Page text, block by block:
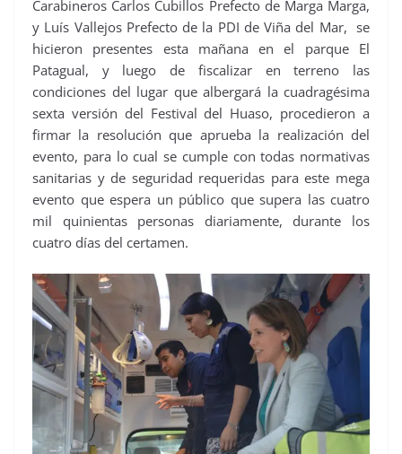
Carabineros Carlos Cubillos Prefecto de Marga Marga,
y Luís Vallejos Prefecto de la PDI de Viña del Mar, se
hicieron presentes esta mañana en el parque El
Patagual, y luego de fiscalizar en terreno las
condiciones del lugar que albergará la cuadragésima
sexta versión del Festival del Huaso, procedieron a
firmar la resolución que aprueba la realización del
evento, para lo cual se cumple con todas normativas
sanitarias y de seguridad requeridas para este mega
evento que espera un público que supera las cuatro
mil quinientas personas diariamente, durante los
cuatro días del certamen.